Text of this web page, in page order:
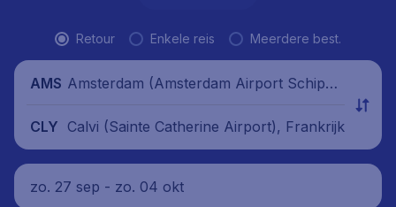
Retour Enkele reis Meerdere best.
AMS Amsterdam (Amsterdam Airport Schipho
CLY Calvi (Sainte Catherine Airport), Frankrijk
zo. 27 sep - zo. 04 okt